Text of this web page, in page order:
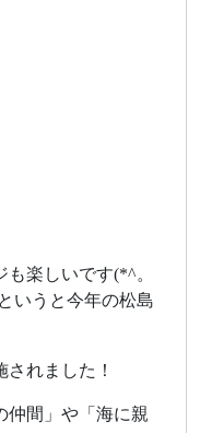
楽しいです(*^。
いうと今年の松島
れました！
仲間」や「海に親